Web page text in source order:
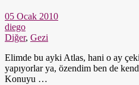
05 Ocak 2010
diego
Diğer, Gezi
Elimde bu ayki Atlas, hani o ay
yapıyorlar ya, özendim ben de
Konuyu …